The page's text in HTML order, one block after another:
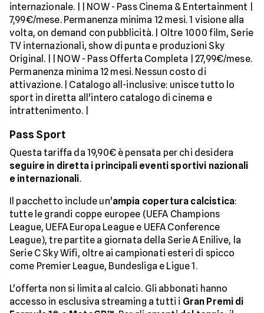
internazionale. | | NOW - Pass Cinema & Entertainment |
7,99€/mese. Permanenza minima 12 mesi. 1 visione alla
volta, on demand con pubblicità. | Oltre 1000 film, Serie
TV internazionali, show di punta e produzioni Sky
Original. | | NOW - Pass Offerta Completa | 27,99€/mese.
Permanenza minima 12 mesi. Nessun costo di
attivazione. | Catalogo all-inclusive: unisce tutto lo
sport in diretta all'intero catalogo di cinema e
intrattenimento. |
Pass Sport
Questa tariffa da 19,90€ è pensata per chi desidera
seguire in diretta i principali eventi sportivi nazionali
e internazionali.
Il pacchetto include un'ampia copertura calcistica:
tutte le grandi coppe europee (UEFA Champions
League, UEFA Europa League e UEFA Conference
League), tre partite a giornata della Serie A Enilive, la
Serie C Sky Wifi, oltre ai campionati esteri di spicco
come Premier League, Bundesliga e Ligue 1.
L'offerta non si limita al calcio. Gli abbonati hanno
accesso in esclusiva streaming a tutti i Gran Premi di